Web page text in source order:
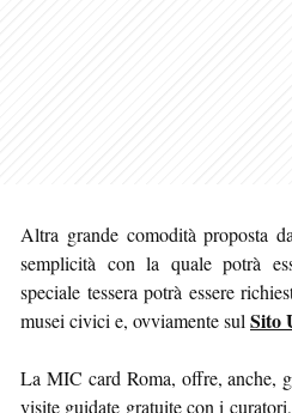
Altra grande comodità proposta
semplicità con la quale potrà
speciale tessera potrà essere
musei civici e, ovviamente sul Sito
La MIC card Roma, offre, anche,
visite guidate gratuite con i